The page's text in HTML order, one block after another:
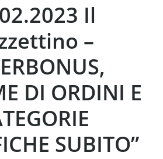
Il
–
DI ORDINI E
SUBITO”